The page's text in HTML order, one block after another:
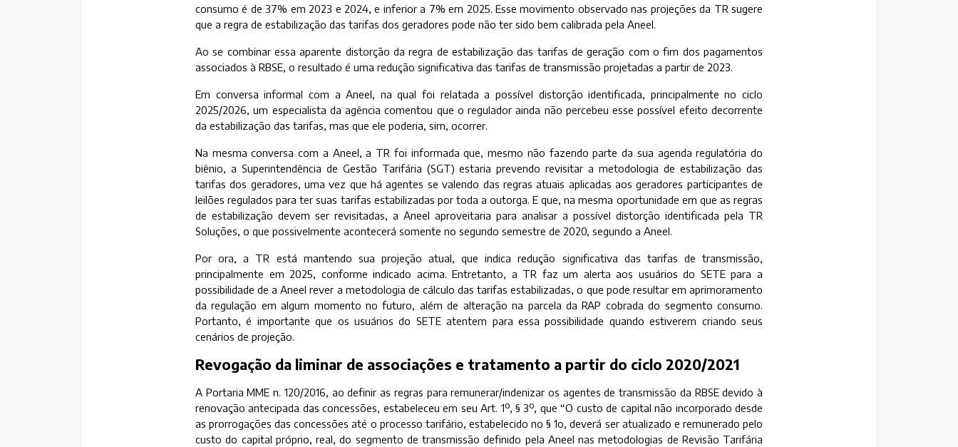
consumo é de 37% em 2023 e 2024, e inferior a 7% em 2025. Esse movimento observado nas projeções da TR sugere
que a regra de estabilização das tarifas dos geradores pode não ter sido bem calibrada pela Aneel.
Ao se combinar essa aparente distorção da regra de estabilização das tarifas de geração com o fim dos pagamentos
associados à RBSE, o resultado é uma redução significativa das tarifas de transmissão projetadas a partir de 2023.
Em conversa informal com a Aneel, na qual foi relatada a possível distorção identificada, principalmente no ciclo
2025/2026, um especialista da agência comentou que o regulador ainda não percebeu esse possível efeito decorrente
da estabilização das tarifas, mas que ele poderia, sim, ocorrer.
Na mesma conversa com a Aneel, a TR foi informada que, mesmo não fazendo parte da sua agenda regulatória do
biênio, a Superintendência de Gestão Tarifária (SGT) estaria prevendo revisitar a metodologia de estabilização das
tarifas dos geradores, uma vez que há agentes se valendo das regras atuais aplicadas aos geradores participantes de
leilões regulados para ter suas tarifas estabilizadas por toda a outorga. E que, na mesma oportunidade em que as regras
de estabilização devem ser revisitadas, a Aneel aproveitaria para analisar a possível distorção identificada pela TR
Soluções, o que possivelmente acontecerá somente no segundo semestre de 2020, segundo a Aneel.
Por ora, a TR está mantendo sua projeção atual, que indica redução significativa das tarifas de transmissão,
principalmente em 2025, conforme indicado acima. Entretanto, a TR faz um alerta aos usuários do SETE para a
possibilidade de a Aneel rever a metodologia de cálculo das tarifas estabilizadas, o que pode resultar em aprimoramento
da regulação em algum momento no futuro, além de alteração na parcela da RAP cobrada do segmento consumo.
Portanto, é importante que os usuários do SETE atentem para essa possibilidade quando estiverem criando seus
cenários de projeção.
Revogação da liminar de associações e tratamento a partir do ciclo 2020/2021
A Portaria MME n. 120/2016, ao definir as regras para remunerar/indenizar os agentes de transmissão da RBSE devido à
renovação antecipada das concessões, estabeleceu em seu Art. 1º, § 3º, que “O custo de capital não incorporado desde
as prorrogações das concessões até o processo tarifário, estabelecido no § 1o, deverá ser atualizado e remunerado pelo
custo do capital próprio, real, do segmento de transmissão definido pela Aneel nas metodologias de Revisão Tarifária